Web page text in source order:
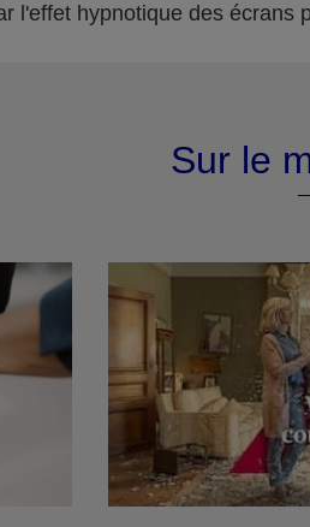
l'effet hypnotique des écrans
Sur le